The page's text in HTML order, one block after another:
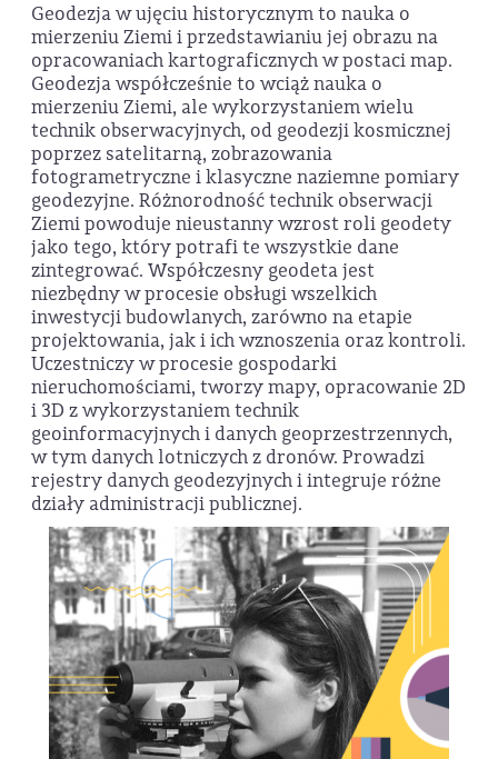
Geodezja w ujęciu historycznym to nauka o
mierzeniu Ziemi i przedstawianiu jej obrazu na
opracowaniach kartograficznych w postaci map.
Geodezja współcześnie to wciąż nauka o
mierzeniu Ziemi, ale wykorzystaniem wielu
technik obserwacyjnych, od geodezji kosmicznej
poprzez satelitarną, zobrazowania
fotogrametryczne i klasyczne naziemne pomiary
geodezyjne. Różnorodność technik obserwacji
Ziemi powoduje nieustanny wzrost roli geodety
jako tego, który potrafi te wszystkie dane
zintegrować. Współczesny geodeta jest
niezbędny w procesie obsługi wszelkich
inwestycji budowlanych, zarówno na etapie
projektowania, jak i ich wznoszenia oraz kontroli.
Uczestniczy w procesie gospodarki
nieruchomościami, tworzy mapy, opracowanie 2D
i 3D z wykorzystaniem technik
geoinformacyjnych i danych geoprzestrzennych,
w tym danych lotniczych z dronów. Prowadzi
rejestry danych geodezyjnych i integruje różne
działy administracji publicznej.